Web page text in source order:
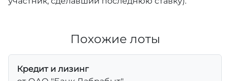
Похожие лоты
Кредит и лизинг